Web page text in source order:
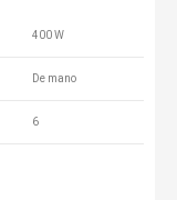
400 W
De mano
6